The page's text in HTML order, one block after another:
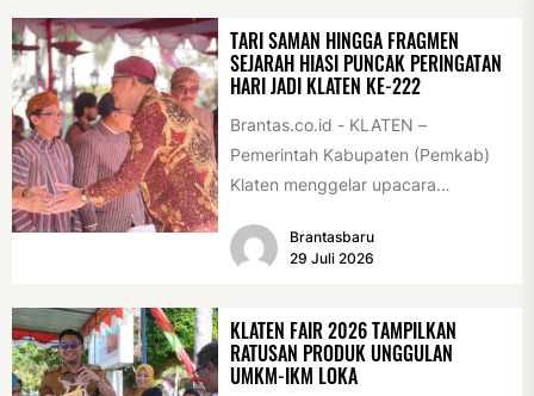
TARI SAMAN HINGGA FRAGMEN
SEJARAH HIASI PUNCAK PERINGATAN
HARI JADI KLATEN KE-222
Brantas.co.id - KLATEN –
Pemerintah Kabupaten (Pemkab)
Klaten menggelar upacara
di Alun-alun Klaten, Selasa
Brantasbaru
29 Juli 2026
KLATEN FAIR 2026 TAMPILKAN
RATUSAN PRODUK UNGGULAN
UMKM-IKM LOKA